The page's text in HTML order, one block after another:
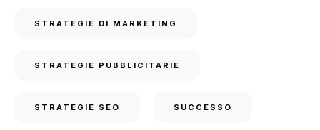
STRATEGIE DI MARKETING
STRATEGIE PUBBLICITARIE
STRATEGIE SEO SUCCESSO